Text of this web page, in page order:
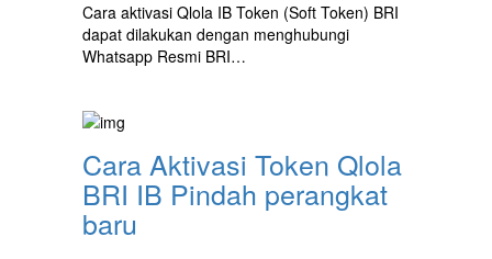
Cara aktivasi Qlola IB Token (Soft Token) BRI
dapat dilakukan dengan menghubungi
Whatsapp Resmi BRI…
Cara Aktivasi Token Qlola
BRI IB Pindah perangkat
baru